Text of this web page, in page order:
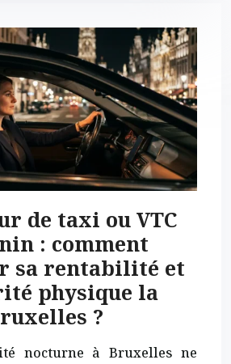
de taxi ou VTC
: comment
sa rentabilité et
physique la
?
nocturne à Bruxelles ne